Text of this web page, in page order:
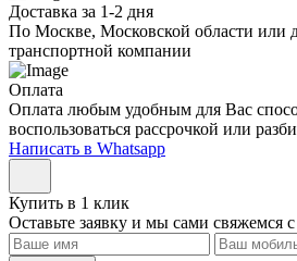
Доставка за 1-2 дня
По Москве, Московской области или
транспортной компании
Оплата
Оплата любым удобным для Вас
воспользоваться рассрочкой или
Написать в Whatsapp
Купить в 1 клик
Оставьте заявку и мы сами свяжемся